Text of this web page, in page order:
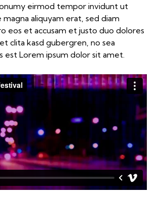
eirmod tempor invidunt ut
aliquyam erat, sed diam
eos et accusam et justo duo dolores
clita kasd gubergren, no sea
est Lorem ipsum dolor sit amet.